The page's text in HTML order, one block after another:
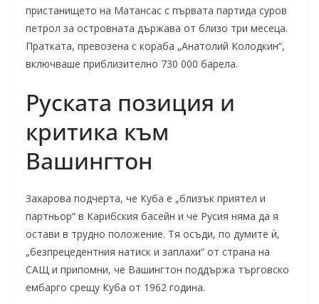
пристанището на Матансас с първата партида суров
петрол за островната държава от близо три месеца.
Пратката, превозена с кораба „Анатолий Колодкин“,
включваше приблизително 730 000 барела.
Руската позиция и
критика към
Вашингтон
Захарова подчерта, че Куба е „близък приятел и
партньор“ в Карибския басейн и че Русия няма да я
остави в трудно положение. Тя осъди, по думите ѝ,
„безпрецедентния натиск и заплахи“ от страна на
САЩ и припомни, че Вашингтон поддържа търговско
ембарго срещу Куба от 1962 година.